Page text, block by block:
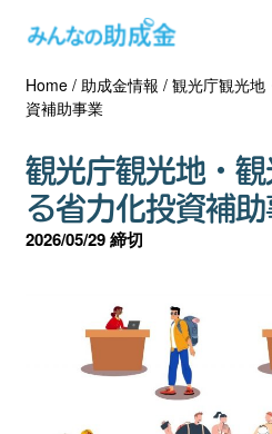
助成金を探す
士業の方へ
助成金コラム
ダウンロード
会員登
Home/ 助成金情報 / 観光庁観光地
資補助事業
観光庁観光地・
る省力化投資補
2026/05/29 締切